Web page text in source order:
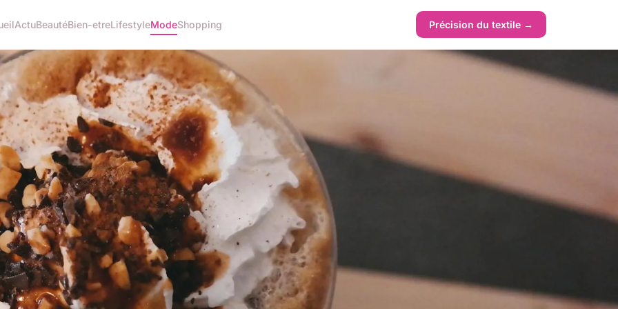
ActuBeautéBien-etreLifestyleModeShopping Précision du textile →